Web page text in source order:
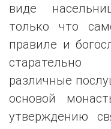
виде
только что
правиле и
старательно
различные
основой
утверждению